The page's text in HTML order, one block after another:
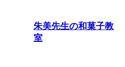
朱美先生の和菓子教
室